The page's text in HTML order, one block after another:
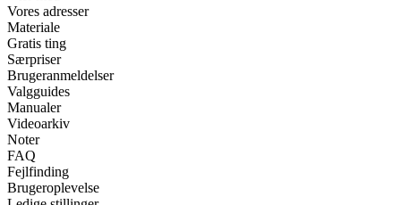
Vores adresser
Materiale
Gratis ting
Særpriser
Brugeranmeldelser
Valgguides
Manualer
Videoarkiv
Noter
FAQ
Fejlfinding
Brugeroplevelse